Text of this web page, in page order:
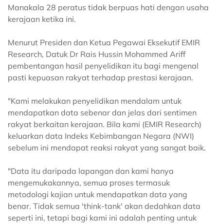
Manakala 28 peratus tidak berpuas hati dengan usaha
kerajaan ketika ini.
Menurut Presiden dan Ketua Pegawai Eksekutif EMIR
Research, Datuk Dr Rais Hussin Mohammed Ariff
pembentangan hasil penyelidikan itu bagi mengenal
pasti kepuasan rakyat terhadap prestasi kerajaan.
"Kami melakukan penyelidikan mendalam untuk
mendapatkan data sebenar dan jelas dari sentimen
rakyat berkaitan kerajaan. Bila kami (EMIR Research)
keluarkan data Indeks Kebimbangan Negara (NWI)
sebelum ini mendapat reaksi rakyat yang sangat baik.
"Data itu daripada lapangan dan kami hanya
mengemukakannya, semua proses termasuk
metodologi kajian untuk mendapatkan data yang
benar. Tidak semua 'think-tank' akan dedahkan data
seperti ini, tetapi bagi kami ini adalah penting untuk